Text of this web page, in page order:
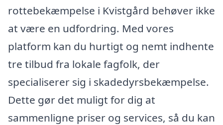
rottebekæmpelse i Kvistgård behøver ikke
at være en udfordring. Med vores
platform kan du hurtigt og nemt indhente
tre tilbud fra lokale fagfolk, der
specialiserer sig i skadedyrsbekæmpelse.
Dette gør det muligt for dig at
sammenligne priser og services, så du kan